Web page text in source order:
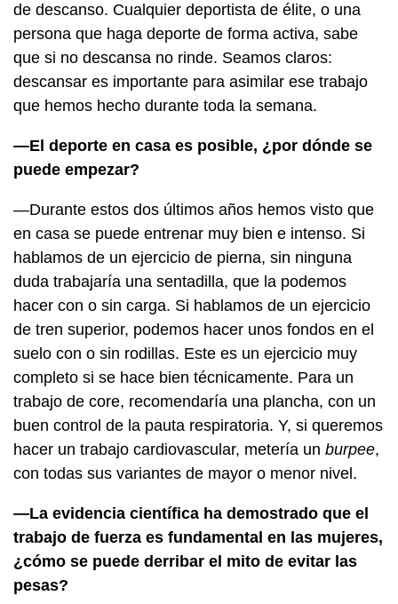
de descanso. Cualquier deportista de élite, o una
persona que haga deporte de forma activa, sabe
que si no descansa no rinde. Seamos claros:
descansar es importante para asimilar ese trabajo
que hemos hecho durante toda la semana.
—El deporte en casa es posible, ¿por dónde se
puede empezar?
—Durante estos dos últimos años hemos visto que
en casa se puede entrenar muy bien e intenso. Si
hablamos de un ejercicio de pierna, sin ninguna
duda trabajaría una sentadilla, que la podemos
hacer con o sin carga. Si hablamos de un ejercicio
de tren superior, podemos hacer unos fondos en el
suelo con o sin rodillas. Este es un ejercicio muy
completo si se hace bien técnicamente. Para un
trabajo de core, recomendaría una plancha, con un
buen control de la pauta respiratoria. Y, si queremos
hacer un trabajo cardiovascular, metería un burpee,
con todas sus variantes de mayor o menor nivel.
—La evidencia científica ha demostrado que el
trabajo de fuerza es fundamental en las mujeres,
¿cómo se puede derribar el mito de evitar las
pesas?